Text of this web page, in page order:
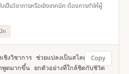
เป็นวิชาการหรือเชิงเทคนิค ต้องการทำให้ผู้
ก
ชิงวิชาการ ช่วยแปลงเป็นสไลด์ที่ผู้เรียน
พูดมากขึ้น ยกตัวอย่างที่ใกล้ชิดกับชีวิต
Copy